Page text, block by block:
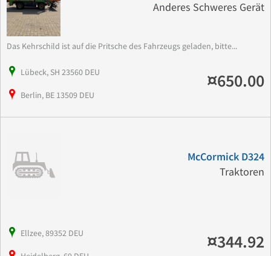
Anderes Schweres Gerät
Das Kehrschild ist auf die Pritsche des Fahrzeugs geladen, bitte...
Lübeck, SH 23560 DEU
Berlin, BE 13509 DEU
¤650.00
McCormick D324
Traktoren
Ellzee, 89352 DEU ¤344.92